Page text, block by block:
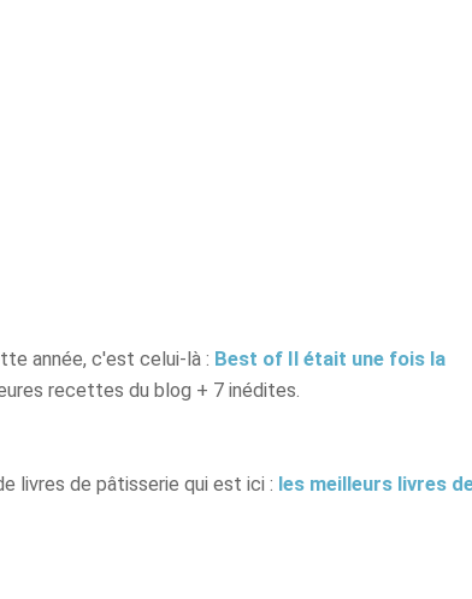
année, c'est celui-là : Best of Il était une fois la
recettes du blog + 7 inédites.
livres de pâtisserie qui est ici : les meilleurs livres